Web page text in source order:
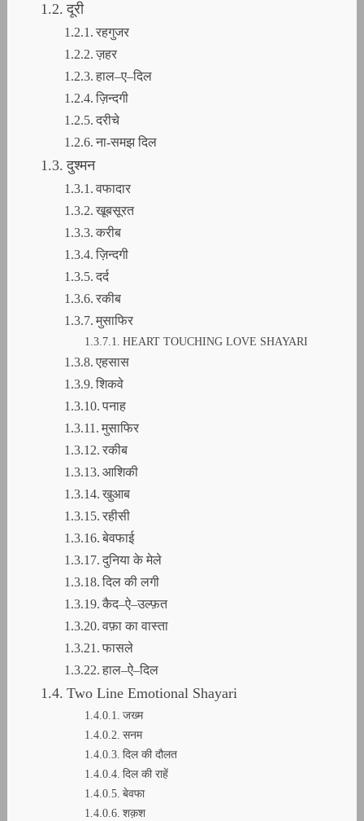
दूरी
रहगुजर
ज़हर
हाल–ए–दिल
ज़िन्दगी
दरीचे
ना-समझ दिल
​दुश्मन
वफादार
खूबसूरत
करीब
ज़िन्दगी
दर्द
रकीब
मुसाफिर
HEART TOUCHING LOVE SHAYARI
एहसास
शिकवे
पनाह
मुसाफिर
रकीब
आशिकी
खुआब
रहीसी
बेवफाई
दुनिया के मेले
दिल की लगी
कैद–ऐ–उल्फ़त
वफ़ा का वास्ता
फासले
हाल–ऐ–दिल
Two Line Emotional Shayari
जख्म
सनम
दिल की दौलत
दिल की राहें
बेवफा
शक़श